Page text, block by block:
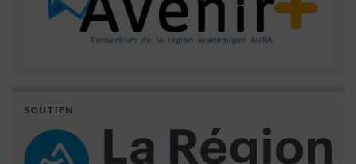
SOUTIEN